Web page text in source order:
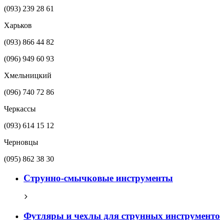
(093) 239 28 61
Харьков
(093) 866 44 82
(096) 949 60 93
Хмельницкий
(096) 740 72 86
Черкассы
(093) 614 15 12
Черновцы
(095) 862 38 30
Струнно-смычковые инструменты
Футляры и чехлы для струнных